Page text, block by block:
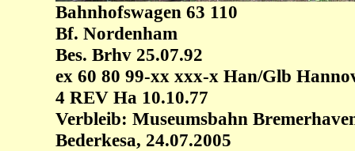
Bahnhofswagen 63 110
Bf. Nordenham
Bes. Brhv 25.07.92
ex 60 80 99-xx xxx-x Han/Glb
4 REV Ha 10.10.77
Verbleib: Museumsbahn
Bederkesa, 24.07.2005